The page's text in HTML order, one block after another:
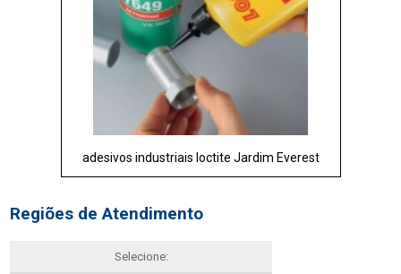
adesivos industriais loctite Jardim Everest
Regiões de Atendimento
Selecione: